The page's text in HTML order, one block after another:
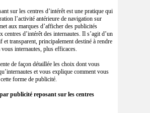
sur les centres d’intérêt est une pratique qui
l’activité antérieure de navigation sur
aux marques d’afficher des publicités
centres d’intérêt des internautes. Il s’agit d’un
et transparent, principalement destiné à rendre
vous internautes, plus efficaces.
de façon détaillée les choix dont vous
et vous explique comment vous
forme de publicité.
publicité reposant sur les centres